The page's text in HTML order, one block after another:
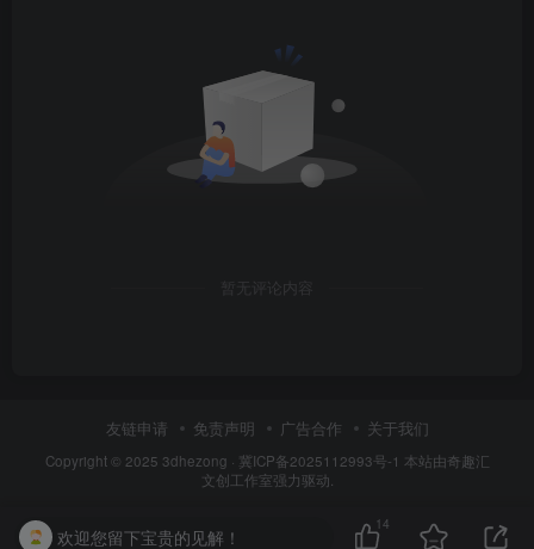
暂无评论内容
友链申请 免责声明 广告合作 关于我们
Copyright © 2025 3dhezong · 冀ICP备2025112993号-1 本站由奇趣汇
文创工作室强力驱动.
欢迎您留下宝贵的见解！
14